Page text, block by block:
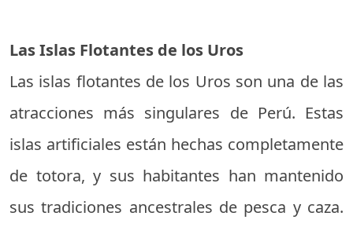
Las Islas Flotantes de los Uros
Las islas flotantes de los Uros son una de las
atracciones más singulares de Perú. Estas
islas artificiales están hechas completamente
de totora, y sus habitantes han mantenido
sus tradiciones ancestrales de pesca y caza.